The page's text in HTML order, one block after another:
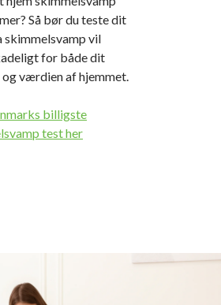
Så bør du teste dit
skimmelsvamp vil
for både dit
værdien af hjemmet.
billigste
test her